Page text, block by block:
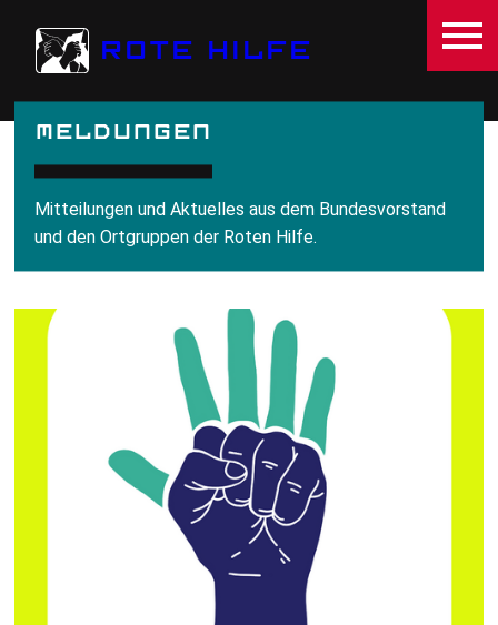
ROTE HILFE
MELDUNGEN
Mitteilungen und Aktuelles aus dem Bundesvorstand
und den Ortgruppen der Roten Hilfe.